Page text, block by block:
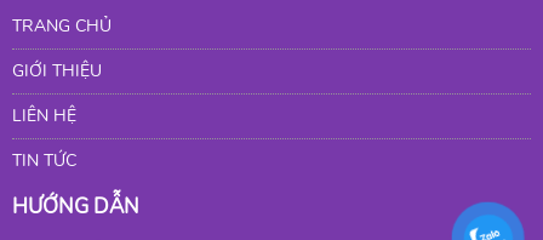
TRANG CHỦ
GIỚI THIỆU
LIÊN HỆ
TIN TỨC
HƯỚNG DẪN